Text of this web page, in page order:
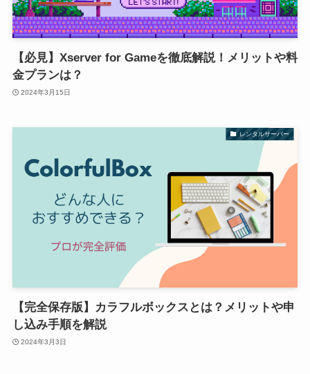
【必見】Xserver for Gameを徹底解説！メリットや料
金プランは？
2024年3月15日
レンタルサーバー
【完全保存版】カラフルボックスとは？メリットや申
し込み手順を解説
2024年3月3日